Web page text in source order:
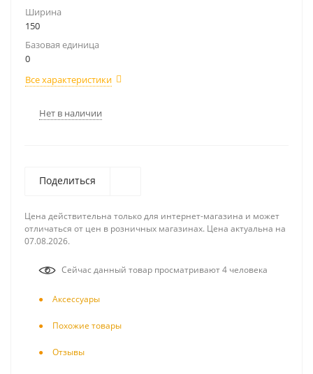
Ширина
150
Базовая единица
0
Все характеристики
Нет в наличии
Поделиться
Цена действительна только для интернет-магазина и может
отличаться от цен в розничных магазинах. Цена актуальна на
07.08.2026.
Сейчас данный товар просматривают 4 человека
Аксесcуары
Похожие товары
Отзывы